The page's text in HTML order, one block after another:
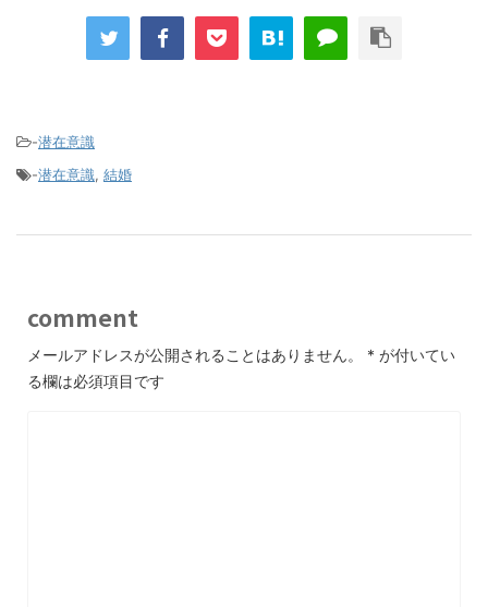
-潜在意識
-潜在意識, 結婚
comment
メールアドレスが公開されることはありません。 * が付いてい
る欄は必須項目です